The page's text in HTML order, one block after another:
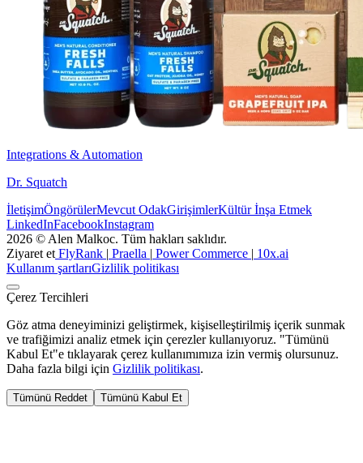
Integrations & Automation
Dr. Squatch
İletişimÖngörülerMevcut OdakGirişimlerKültür İnşa Etmek
LinkedInFacebookInstagram
2026 © Alen Malkoc. Tüm hakları saklıdır.
Ziyaret et FlyRank | Praella | Power Commerce | 10x.ai
Kullanım şartlarıGizlilik politikası
Çerez Tercihleri
Göz atma deneyiminizi geliştirmek, kişiselleştirilmiş içerik sunmak
ve trafiğimizi analiz etmek için çerezler kullanıyoruz. "Tümünü
Kabul Et"e tıklayarak çerez kullanımımıza izin vermiş olursunuz.
Daha fazla bilgi için Gizlilik politikası.
Tümünü Reddet Tümünü Kabul Et